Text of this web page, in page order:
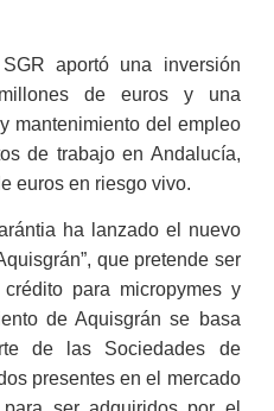
aportó una inversión
de euros y una
mantenimiento del empleo
de trabajo en Andalucía,
euros en riesgo vivo.
ha lanzado el nuevo
que pretende ser
para micropymes y
de Aquisgrán se basa
de las Sociedades de
presentes en el mercado